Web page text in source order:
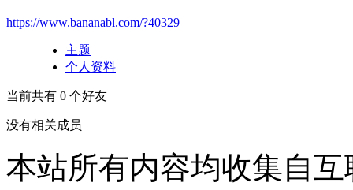
https://www.bananabl.com/?40329
主题
个人资料
当前共有 0 个好友
没有相关成员
本站所有内容均收集自